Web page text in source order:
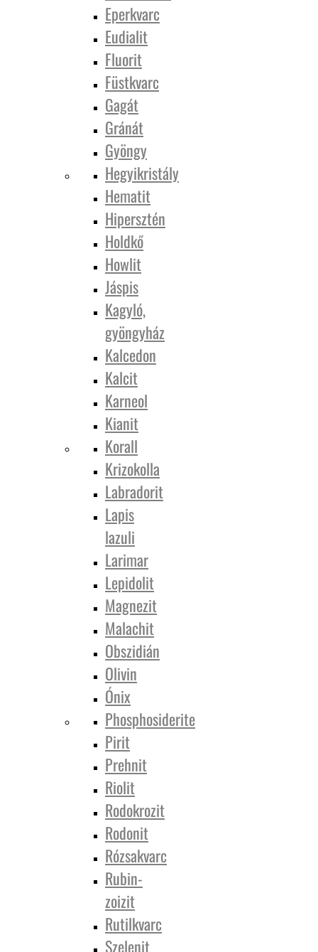
Eperkvarc
Eudialit
Fluorit
Füstkvarc
Gagát
Gránát
Gyöngy
Hegyikristály
Hematit
Hipersztén
Holdkő
Howlit
Jáspis
Kagyló,
gyöngyház
Kalcedon
Kalcit
Karneol
Kianit
Korall
Krizokolla
Labradorit
Lapis
lazuli
Larimar
Lepidolit
Magnezit
Malachit
Obszidián
Olivin
Ónix
Phosphosiderite
Pirit
Prehnit
Riolit
Rodokrozit
Rodonit
Rózsakvarc
Rubin-
zoizit
Rutilkvarc
Szelenit